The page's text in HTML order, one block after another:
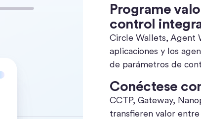
Programe
control
Circle Wallets, Agent
aplicaciones y los
de parámetros de
Conéctese
CCTP, Gateway,
transfieren valor